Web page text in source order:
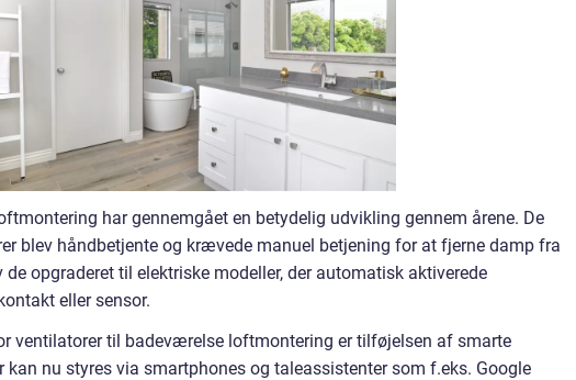
har gennemgået en betydelig udvikling gennem årene. De
blev håndbetjente og krævede manuel betjening for at fjerne damp fra
opgraderet til elektriske modeller, der automatisk aktiverede
eller sensor.
ventilatorer til badeværelse loftmontering er tilføjelsen af smarte
kan nu styres via smartphones og taleassistenter som f.eks. Google